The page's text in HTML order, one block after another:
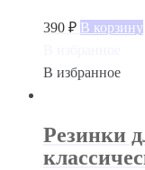
390 ₽ В корзину
В избранное
Резинки